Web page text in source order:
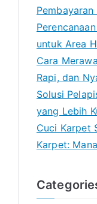
untuk Area
Cara
Rapi, dan
Solusi
yang Lebih
Cuci Karpet
Karpet: